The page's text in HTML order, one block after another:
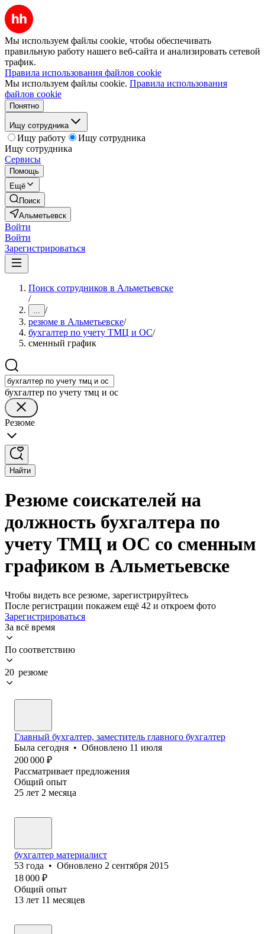
Мы используем файлы cookie, чтобы обеспечивать
правильную работу нашего веб-сайта и анализировать сетевой
трафик.
Правила использования файлов cookie
Мы используем файлы cookie. Правила использования
файлов cookie
Понятно
Ищу сотрудника
Ищу работу
Ищу сотрудника
Ищу сотрудника
Сервисы
Помощь
Ещё
Поиск
Альметьевск
Войти
Войти
Зарегистрироваться
Поиск сотрудников в Альметьевске
/
... /
резюме в Альметьевске/
бухгалтер по учету ТМЦ и ОС/
сменный график
бухгалтер по учету тмц и ос
Резюме
Найти
Резюме соискателей на
должность бухгалтера по
учету ТМЦ и ОС со сменным
графиком в Альметьевске
Чтобы видеть все резюме, зарегистрируйтесь
После регистрации покажем ещё 42 и откроем фото
Зарегистрироваться
За всё время
По соответствию
20 резюме
Главный бухгалтер, заместитель главного бухгалтер
Была сегодня • Обновлено 11 июля
200 000 ₽
Рассматривает предложения
Общий опыт
25 лет 2 месяца
бухгалтер материалист
53 года • Обновлено 2 сентября 2015
18 000 ₽
Общий опыт
13 лет 11 месяцев